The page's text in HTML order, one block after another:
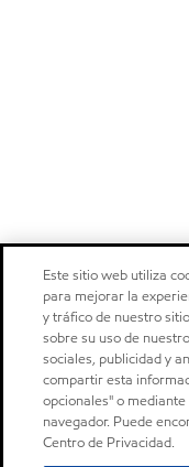
Este sitio web utiliza
para mejorar la
y tráfico de nuestro
sobre su uso de
sociales, publicidad y
compartir esta
opcionales" o
navegador. Puede
Centro de Privacidad.